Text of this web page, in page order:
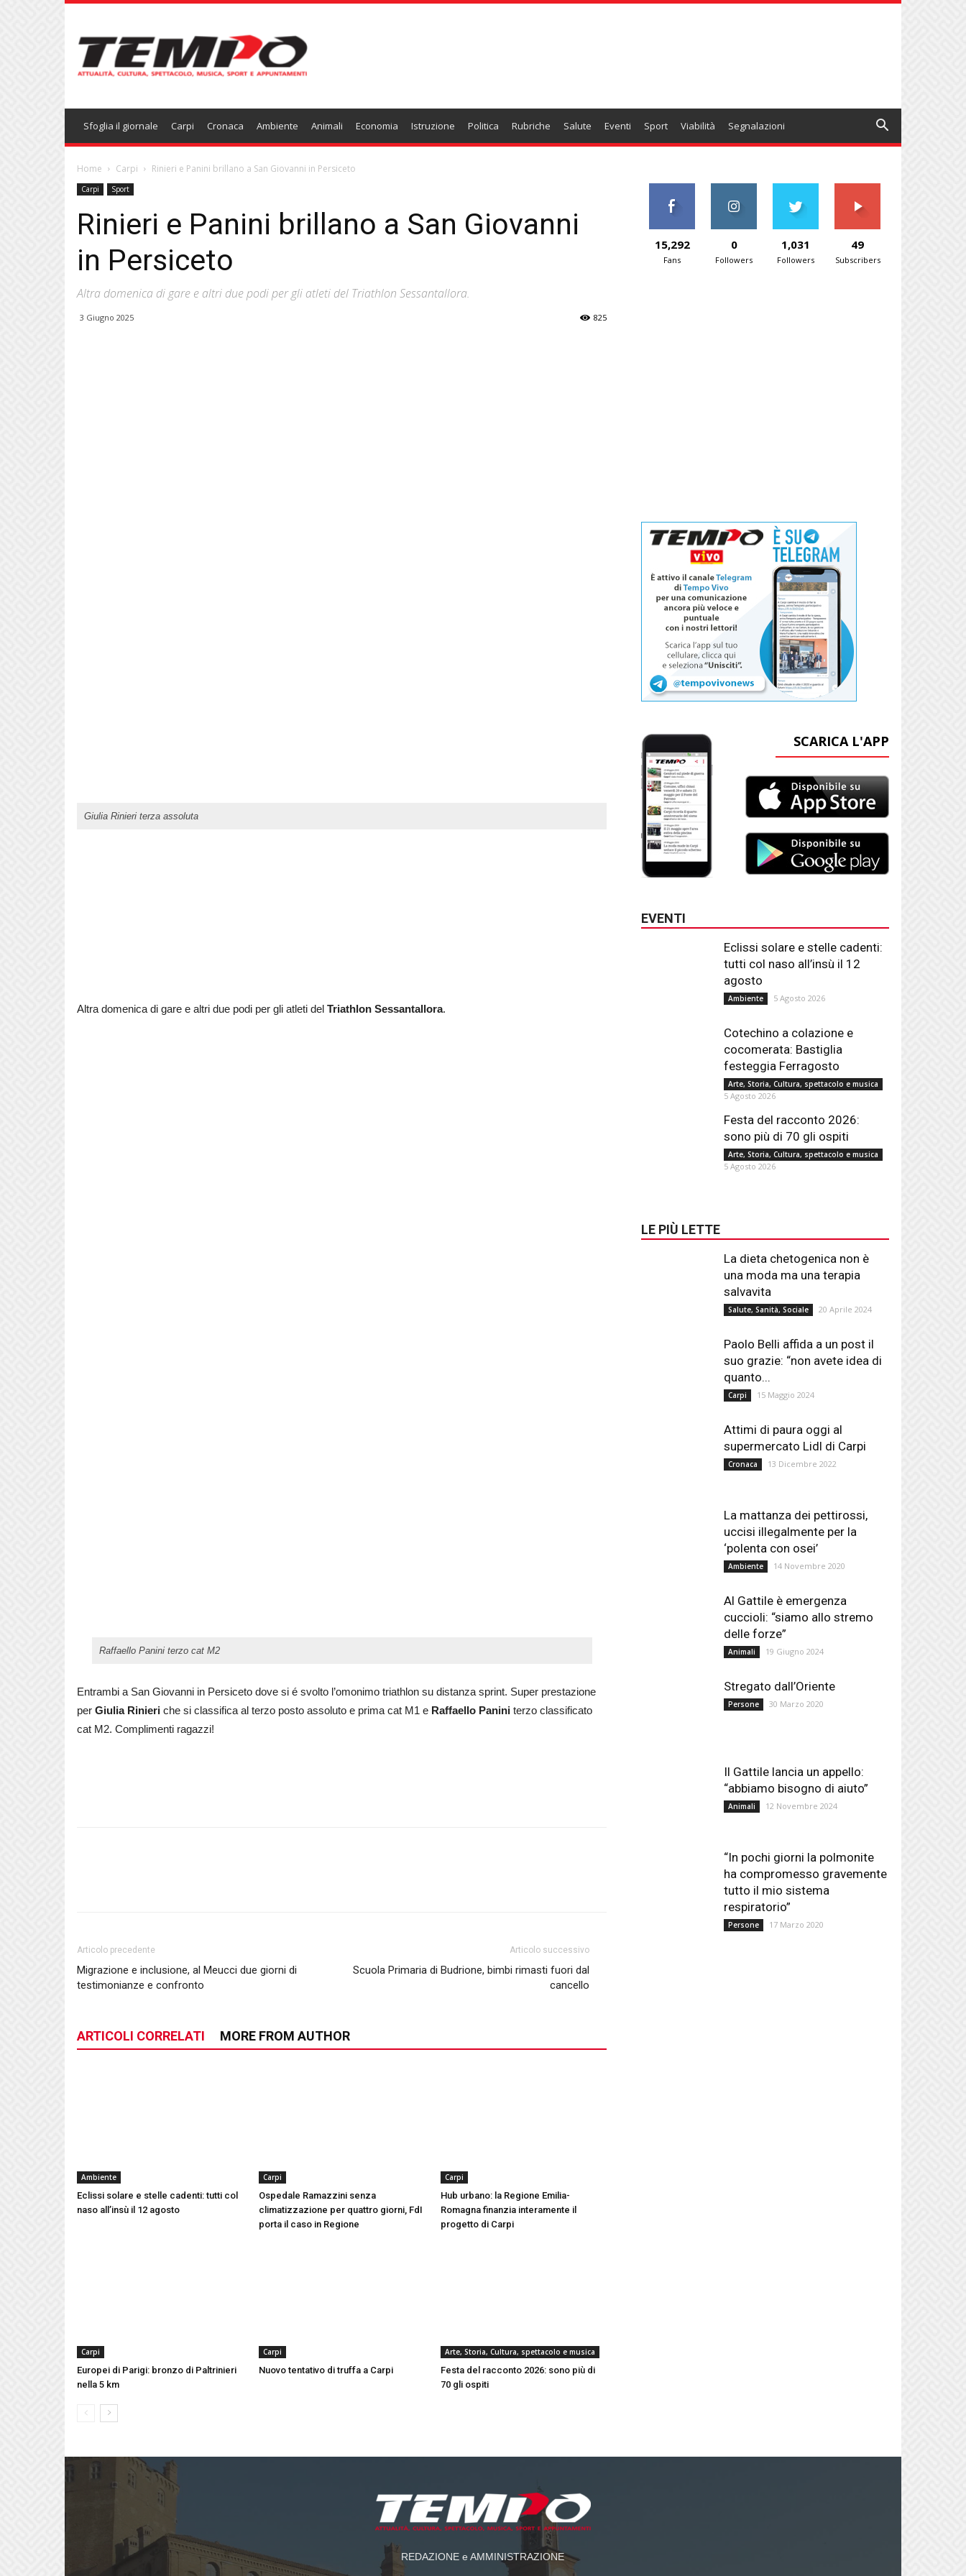
Sfoglia il giornale Carpi Cronaca Ambiente Animali Economia Istruzione Politica Rubriche Salute Eventi Sport Viabilità Segnalazioni
Home Carpi Rinieri e Panini brillano a San Giovanni in Persiceto
Carpi Sport
Rinieri e Panini brillano a San Giovanni
in Persiceto
Altra domenica di gare e altri due podi per gli atleti del Triathlon Sessantallora.
3 Giugno 2025 825
Giulia Rinieri terza assoluta
Altra domenica di gare e altri due podi per gli atleti delTriathlon Sessantallora.
Raffaello Panini terzo cat M2
Entrambi a San Giovanni in Persiceto dove si é svolto l’omonimo triathlon su distanza sprint. Super prestazione
perGiulia Rinieri che si classifica al terzo posto assoluto e prima cat M1 e Raffaello Panini terzo classificato
cat M2. Complimenti ragazzi!
Articolo precedente
Migrazione e inclusione, al Meucci due giorni di
testimonianze e confronto
Articolo successivo
Scuola Primaria di Budrione, bimbi rimasti fuori dal
cancello
ARTICOLI CORRELATI MORE FROM AUTHOR
Ambiente
Eclissi solare e stelle cadenti: tutti col
naso all’insù il 12 agosto
Carpi
Ospedale Ramazzini senza
climatizzazione per quattro giorni, FdI
porta il caso in Regione
Carpi
Hub urbano: la Regione Emilia-
Romagna finanzia interamente il
progetto di Carpi
Carpi
Europei di Parigi: bronzo di Paltrinieri
nella 5 km
Carpi
Nuovo tentativo di truffa a Carpi
Arte, Storia, Cultura, spettacolo e musica
Festa del racconto 2026: sono più di
70 gli ospiti
15,292
Fans
0
Followers
1,031
Followers
49
Subscribers
SCARICA L'APP
EVENTI
Eclissi solare e stelle cadenti:
tutti col naso all’insù il 12
agosto
Ambiente 5 Agosto 2026
Cotechino a colazione e
cocomerata: Bastiglia
festeggia Ferragosto
Arte, Storia, Cultura, spettacolo e musica
5 Agosto 2026
Festa del racconto 2026:
sono più di 70 gli ospiti
Arte, Storia, Cultura, spettacolo e musica
5 Agosto 2026
LE PIÙ LETTE
La dieta chetogenica non è
una moda ma una terapia
salvavita
Salute, Sanità, Sociale 20 Aprile 2024
Paolo Belli affida a un post il
suo grazie: “non avete idea di
quanto...
Carpi 15 Maggio 2024
Attimi di paura oggi al
supermercato Lidl di Carpi
Cronaca 13 Dicembre 2022
La mattanza dei pettirossi,
uccisi illegalmente per la
‘polenta con osei’
Ambiente 14 Novembre 2020
Al Gattile è emergenza
cuccioli: “siamo allo stremo
delle forze”
Animali 19 Giugno 2024
Stregato dall’Oriente
Persone 30 Marzo 2020
Il Gattile lancia un appello:
“abbiamo bisogno di aiuto”
Animali 12 Novembre 2024
“In pochi giorni la polmonite
ha compromesso gravemente
tutto il mio sistema
respiratorio”
Persone 17 Marzo 2020
REDAZIONE e AMMINISTRAZIONE